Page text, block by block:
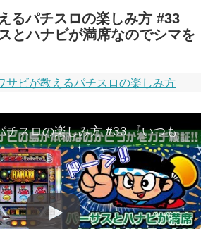
るパチスロの楽しみ方 #33
とハナビが満席なのでシマを
サビが教えるパチスロの楽しみ方
ワサビが教えるパチスロの楽しみ方 #33 『いつもバーサスとハナビが満席なのでシマを検証!!』《ぴーすとらいく》